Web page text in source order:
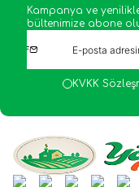
Kampanya ve
bültenimize abone
KVKK